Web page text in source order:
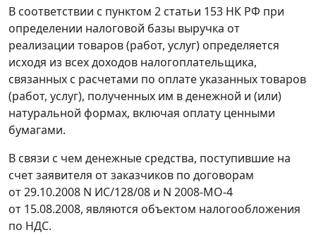
В соответствии с пунктом 2 статьи 153 НК РФ при
определении налоговой базы выручка от
реализации товаров (работ, услуг) определяется
исходя из всех доходов налогоплательщика,
связанных с расчетами по оплате указанных товаров
(работ, услуг), полученных им в денежной и (или)
натуральной формах, включая оплату ценными
бумагами.
В связи с чем денежные средства, поступившие на
счет заявителя от заказчиков по договорам
от 29.10.2008 N ИС/128/08 и N 2008-МО-4
от 15.08.2008, являются объектом налогообложения
по НДС.